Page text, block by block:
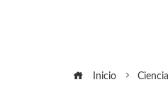
Inicio